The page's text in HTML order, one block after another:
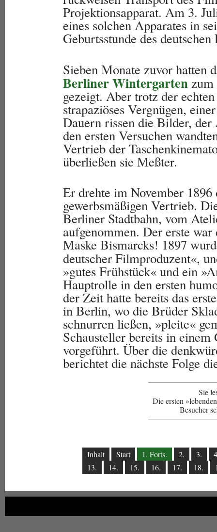
Projektionsapparat. Am 3.
eines solchen Apparates in
Geburtsstunde des
Sieben Monate zuvor hatten
Berliner Wintergartenzum
gezeigt. Aber trotz der
strapaziöses Vergnügen,
Dauern rissen die Bilder,
den ersten Versuchen
Vertrieb der
überließen sie Meßter.
Er drehte im November
gewerbsmäßigen Vertrieb.
Berliner Stadtbahn, vom
aufgenommen. Der erste
Maske Bismarcks! 1897
deutscher Filmproduzent«,
»gutes Frühstück« und ein
Hauptrolle in den ersten
der Zeit hatte bereits das
in Berlin, wo die Brüder
schnurren ließen, »pleite«
Schausteller bereits in
vorgeführt. Über die
berichtet die nächste Folge
Sie
Die ersten
Besucher
Inhalt Start 1. Forts. 2. 3.
13.
14. 15. 16. 17. 18.